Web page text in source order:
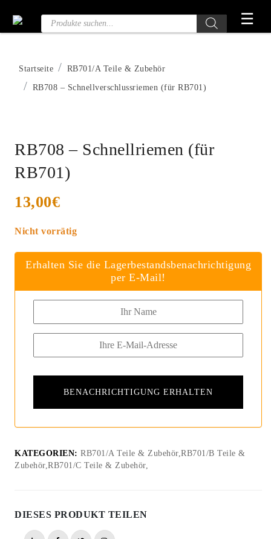
Inhalt
springen
Produktsuche ☰
Startseite RB701/A Teile & Zubehör
RB708 – Schnellverschlussriemen (für RB701)
RB708 – Schnellriemen (für
RB701)
13,00€
Nicht vorrätig
Erhalten Sie die Lagerbestandsbenachrichtigung
per E-Mail!
KATEGORIEN: RB701/A Teile & Zubehör,RB701/B Teile &
Zubehör,RB701/C Teile & Zubehör,
DIESES PRODUKT TEILEN